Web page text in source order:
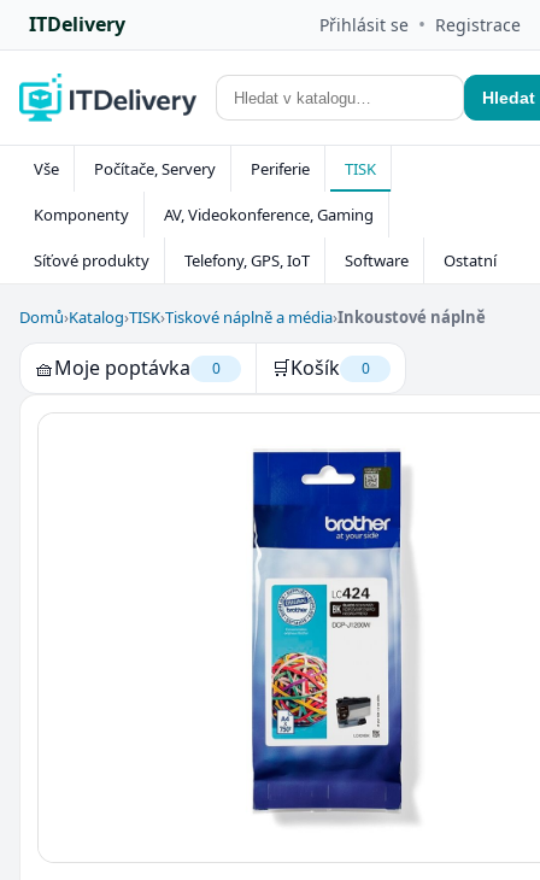
ITDelivery Přihlásit se • Registrace
Hledat
Vše Počítače, Servery Periferie TISK
Komponenty AV, Videokonference, Gaming
Síťové produkty Telefony, GPS, IoT Software Ostatní
Domů›Katalog›TISK›Tiskové náplně a média›Inkoustové náplně
🧺Moje poptávka 0 🛒Košík 0